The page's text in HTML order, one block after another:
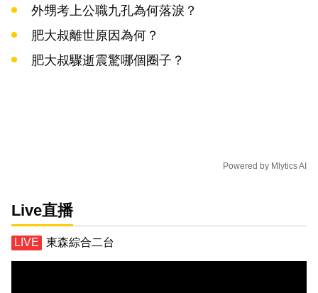
外甥考上公職九孔為何落淚？
肥大叔離世原因為何？
肥大叔驟逝震驚哪個圈子？
Powered by Mlytics AI
Live直播
東森綜合二台